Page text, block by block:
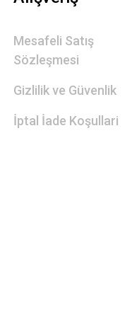
Mesafeli Satış
Sözleşmesi
Gizlilik ve Güvenlik
İptal İade Koşullari